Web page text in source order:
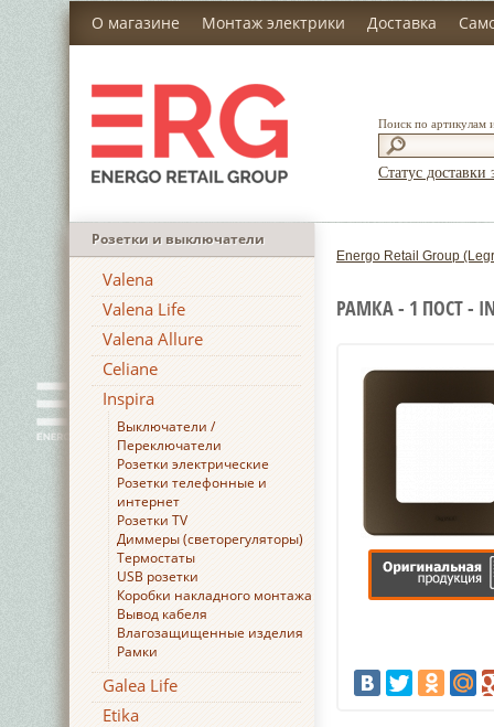
О магазине Монтаж электрики Доставка
Поиск по артикулам
Статус доставки
Розетки и выключатели
Valena
Valena Life
Valena Allure
Celiane
Inspira
Выключатели /
Переключатели
Розетки электрические
Розетки телефонные и
интернет
Розетки TV
Диммеры (светорегуляторы)
Термостаты
USB розетки
Коробки накладного монтажа
Вывод кабеля
Влагозащищенные изделия
Рамки
Galea Life
Etika
Energo Retail Group
РАМКА - 1 ПОСТ -